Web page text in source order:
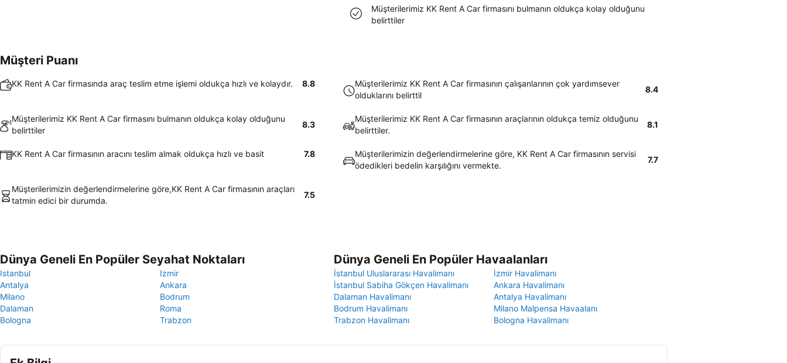
Müşterilerimiz KK Rent A Car firmasını bulmanın oldukça kolay olduğunu
belirttiler
Müşteri Puanı
KK Rent A Car firmasında araç teslim etme işlemi oldukça hızlı ve kolaydır. 8.8
Müşterilerimiz KK Rent A Car firmasının çalışanlarının çok yardımsever
olduklarını belirttil
8.4
Müşterilerimiz KK Rent A Car firmasını bulmanın oldukça kolay olduğunu
belirttiler
8.3
Müşterilerimiz KK Rent A Car firmasının araçlarının oldukça temiz olduğunu
belirttiler.
8.1
KK Rent A Car firmasının aracını teslim almak oldukça hızlı ve basit 7.8
Müşterilerimizin değerlendirmelerine göre, KK Rent A Car firmasının servisi
ödedikleri bedelin karşılığını vermekte.
7.7
Müşterilerimizin değerlendirmelerine göre,KK Rent A Car firmasının araçları
tatmin edici bir durumda.
7.5
Dünya Geneli En Popüler Seyahat Noktaları
Istanbul
Izmir
Antalya
Ankara
Milano
Bodrum
Dalaman
Roma
Bologna
Trabzon
Dünya Geneli En Popüler Havaalanları
İstanbul Uluslararası Havalimanı
İzmir Havalimanı
İstanbul Sabiha Gökçen Havalimanı
Ankara Havalimanı
Dalaman Havalimanı
Antalya Havalimanı
Bodrum Havalimanı
Milano Malpensa Havaalanı
Trabzon Havalimanı
Bologna Havalimanı